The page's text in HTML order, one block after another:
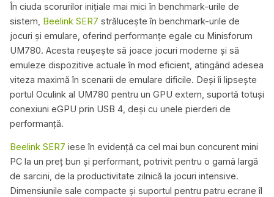
În ciuda scorurilor inițiale mai mici în benchmark-urile de
sistem, Beelink SER7 strălucește în benchmark-urile de
jocuri și emulare, oferind performanțe egale cu Minisforum
UM780. Acesta reușește să joace jocuri moderne și să
emuleze dispozitive actuale în mod eficient, atingând adesea
viteza maximă în scenarii de emulare dificile. Deși îi lipsește
portul Oculink al UM780 pentru un GPU extern, suportă totuși
conexiuni eGPU prin USB 4, deși cu unele pierderi de
performanță.
Beelink SER7 iese în evidență ca cel mai bun concurent mini
PC la un preț bun și performant, potrivit pentru o gamă largă
de sarcini, de la productivitate zilnică la jocuri intensive.
Dimensiunile sale compacte și suportul pentru patru ecrane îl